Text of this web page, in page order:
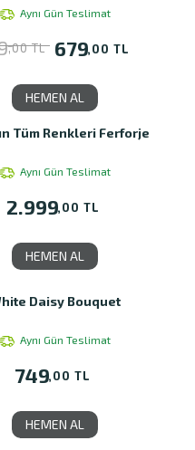
Aynı Gün Teslimat
,00 TL 679,00 TL
HEMEN AL
Tüm Renkleri Ferforje
Aynı Gün Teslimat
2.999,00 TL
HEMEN AL
Daisy Bouquet
Aynı Gün Teslimat
749,00 TL
HEMEN AL